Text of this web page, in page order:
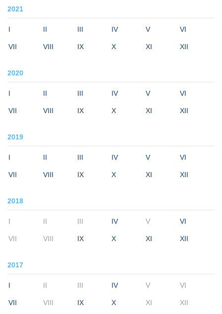
2021
I II III IV V VI
VII VIII IX X XI XII
2020
I II III IV V VI
VII VIII IX X XI XII
2019
I II III IV V VI
VII VIII IX X XI XII
2018
I II III IV V VI
VII VIII IX X XI XII
2017
I II III IV V VI
VII VIII IX X XI XII